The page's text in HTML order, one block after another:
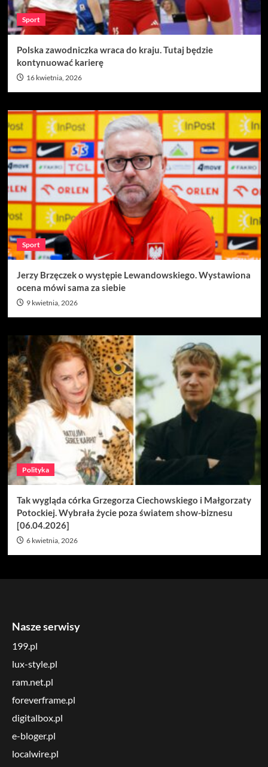
Sport
Polska zawodniczka wraca do kraju. Tutaj będzie
kontynuować karierę
16 kwietnia, 2026
Sport
Jerzy Brzęczek o występie Lewandowskiego. Wystawiona
ocena mówi sama za siebie
9 kwietnia, 2026
Polityka
Tak wygląda córka Grzegorza Ciechowskiego i Małgorzaty
Potockiej. Wybrała życie poza światem show-biznesu
[06.04.2026]
6 kwietnia, 2026
Nasze serwisy
199.pl
lux-style.pl
ram.net.pl
foreverframe.pl
digitalbox.pl
e-bloger.pl
localwire.pl